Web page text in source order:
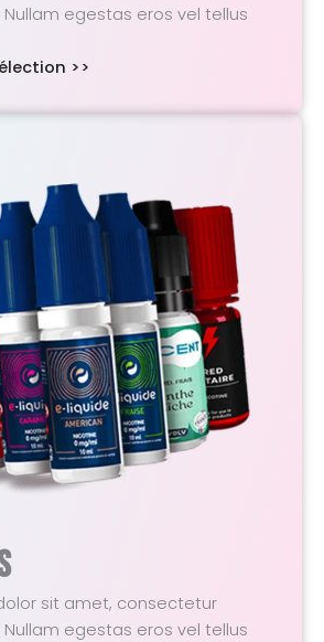
egestas eros vel tellus
>>
sit amet, consectetur
egestas eros vel tellus